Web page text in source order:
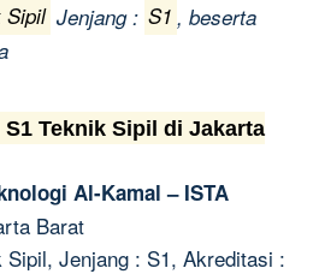
Sipil Jenjang : S1 , beserta
Teknik Sipil di Jakarta
Al-Kamal – ISTA
Barat
Sipil, Jenjang : S1, Akreditasi :